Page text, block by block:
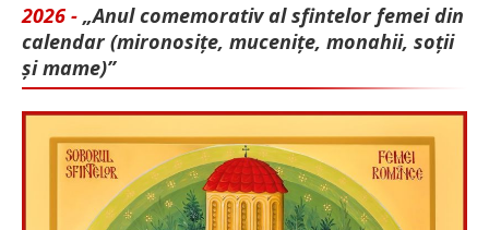
2026 - „Anul comemorativ al sfintelor femei din
calendar (mironosițe, mu­cenițe, monahii, soții
și mame)”